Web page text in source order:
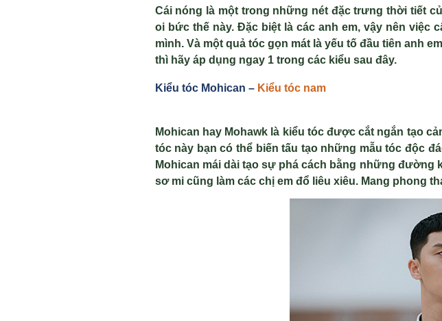
Cái nóng là một trong những nét đặc trưng thời tiết
oi bức thế này. Đặc biệt là các anh em, vậy nên việc
mình. Và một quả tóc gọn mát là yếu tố đầu tiên anh
thì hãy áp dụng ngay 1 trong các kiểu sau đây.
Kiểu tóc Mohican – Kiểu tóc nam
Mohican hay Mohawk là kiểu tóc được cắt ngắn tạo
tóc này bạn có thể biến tấu tạo những mẫu tóc độc
Mohican mái dài tạo sự phá cách bằng những
sơ mi cũng làm các chị em đổ liêu xiêu. Mang phong